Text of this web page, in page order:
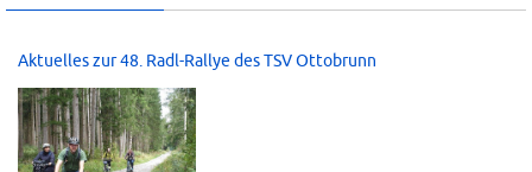
Aktuelles zur 48. Radl-Rallye des TSV Ottobrunn